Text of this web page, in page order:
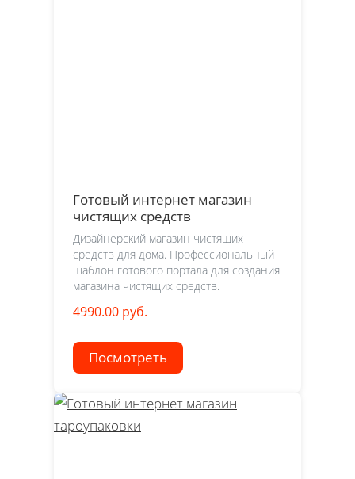
Готовый интернет магазин
чистящих средств
Дизайнерский магазин чистящих
средств для дома. Профессиональный
шаблон готового портала для создания
магазина чистящих средств.
4990.00 руб.
Посмотреть